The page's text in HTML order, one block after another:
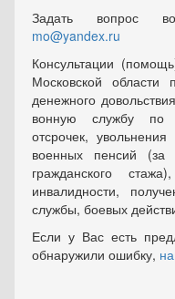
Задать вопрос
mo@yandex.ru
Консультации
Московской
денежного
вонную службу по
отсрочек,
военных пенсий
гражданского
инвалидности,
службы, боевых
Если у Вас есть
обнаружили ошибку,